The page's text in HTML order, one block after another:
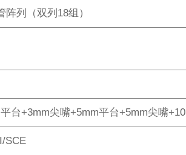
阵列（双列18组）
台+3mm尖嘴+5mm平台+5mm尖嘴
SCE